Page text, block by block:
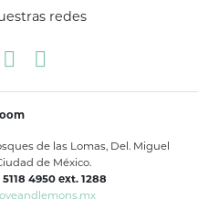
redes
de las Lomas, Del. Miguel
de México.
5118 4950 ext. 1288